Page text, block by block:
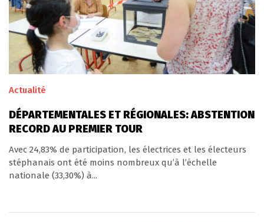
Actualité
DÉPARTEMENTALES ET RÉGIONALES: ABSTENTION
RECORD AU PREMIER TOUR
Avec 24,83% de participation, les électrices et les électeurs
stéphanais ont été moins nombreux qu’à l’échelle
nationale (33,30%) à...